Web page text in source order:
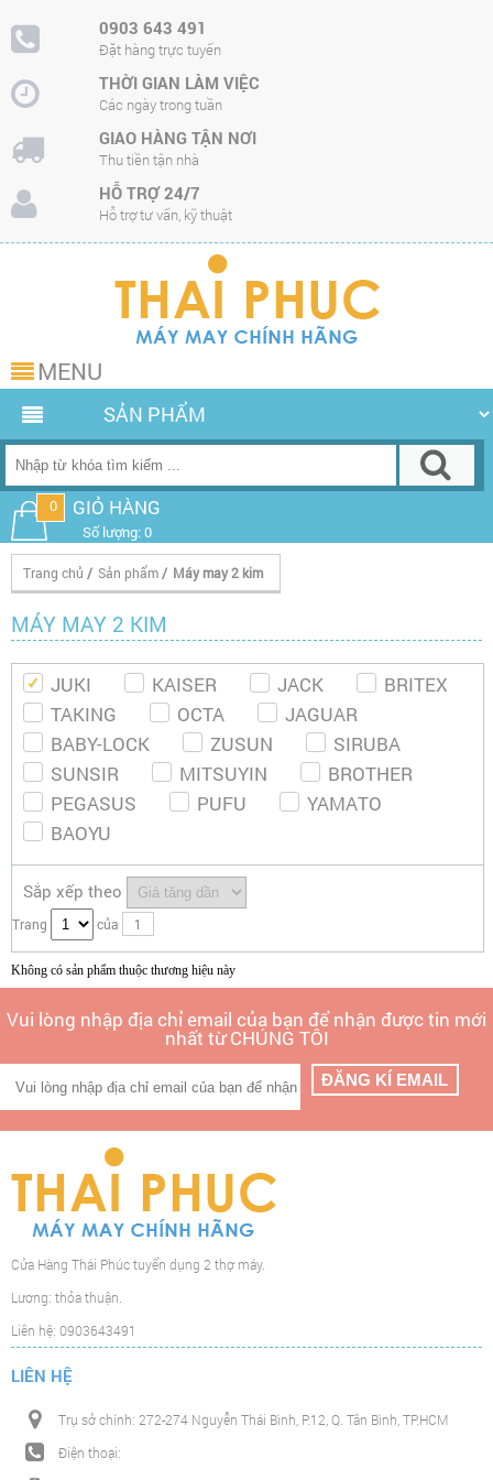
0903 643 491
Đặt hàng trực tuyến
THỜI GIAN LÀM VIỆC
Các ngày trong tuần
GIAO HÀNG TẬN NƠI
Thu tiền tận nhà
HỖ TRỢ 24/7
Hỗ trợ tư vấn, kỹ thuật
MENU
0 GIỎ HÀNG
Số lượng: 0
Trang chủ / Sản phẩm / Máy may 2 kim
MÁY MAY 2 KIM
JUKI KAISER JACK
BRITEX
TAKING
OCTA
JAGUAR
BABY-LOCK
ZUSUN
SIRUBA
SUNSIR
MITSUYIN
BROTHER
PEGASUS
PUFU
YAMATO
BAOYU
Sắp xếp theo
Trang của 1
Không có sản phẩm thuộc thương hiệu này
Vui lòng nhập địa chỉ email của bạn để nhận được tin mới
nhất từ CHÚNG TÔI
Cửa Hàng Thái Phúc tuyển dụng 2 thợ máy.
Lương: thỏa thuận.
Liên hệ: 0903643491
LIÊN HỆ
Trụ sở chính: 272-274 Nguyễn Thái Bình, P.12, Q. Tân Bình, TP.HCM
Điện thoại: